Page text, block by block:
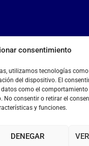
consentimiento
utilizamos tecnologías
del dispositivo. El
como el
No consentir o retirar el
y funciones.
DENEGAR